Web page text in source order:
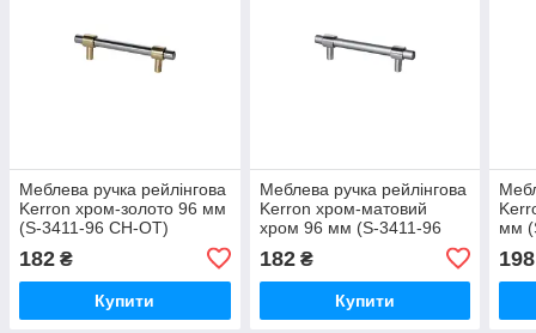
Меблева ручка рейлінгова
Kerron хром-золото 96 мм
(S-3411-96 CH-OT)
182 ₴
Купити
Меблева ручка рейлінгова
Kerron хром-матовий
хром 96 мм (S-3411-96
182₴
Купити
мм
198